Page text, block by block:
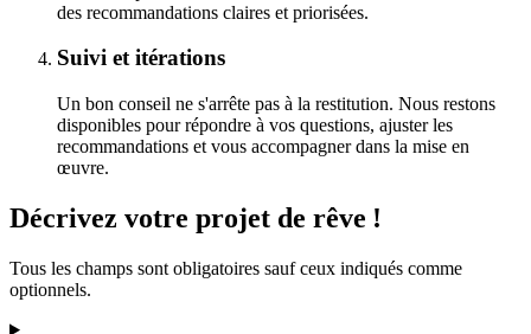
des recommandations claires et priorisées.
Suivi et itérations
Un bon conseil ne s'arrête pas à la restitution. Nous restons
disponibles pour répondre à vos questions, ajuster les
recommandations et vous accompagner dans la mise en
œuvre.
Décrivez votre projet de rêve !
Tous les champs sont obligatoires sauf ceux indiqués comme
optionnels.